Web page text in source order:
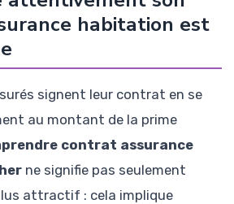
habitation est
signent leur contrat en se
au montant de la prime
contrat assurance
ne signifie pas seulement
attractif : cela implique